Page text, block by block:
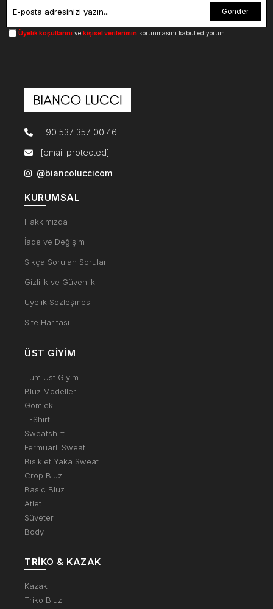
Gönder
Üyelik koşullarını ve kişisel verilerimin korunmasını kabul ediyorum.
+90 537 357 00 46
[email protected]
@biancoluccicom
KURUMSAL
Hakkımızda
İade ve Değişim
Sıkça Sorulan Sorular
Gizlilik ve Güvenlik
Üyelik Sözleşmesi
Site Haritası
ÜST GIYIM
Tüm Üst Giyim
Bluz Modelleri
Gömlek
T-Shirt
Sweatshirt
Fermuarlı Sweat
Bisiklet Yaka Sweat
Crop Bluz
Basic Bluz
Atlet
Süveter
Body
TRIKO & KAZAK
Kazak
Triko Bluz